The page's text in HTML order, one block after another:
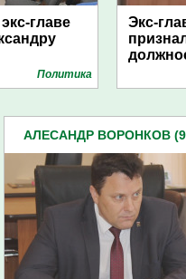
главе
Политика
Экс-
АЛЕСАНДР ВОРОНКОВ